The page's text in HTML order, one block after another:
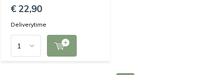
€ 22,90
Deliverytime